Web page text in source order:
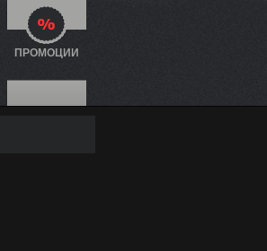
ПРОМОЦИИ